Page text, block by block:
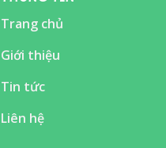
Trang chủ
Giới thiệu
Tin tức
Liên hệ